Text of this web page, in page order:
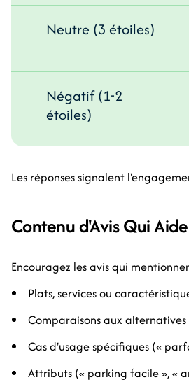
Neutre (3 étoiles)
Négatif (1-2
étoiles)
Les réponses signalent
Contenu d'Avis Qui
Encouragez les avis qui
Plats, services ou
Comparaisons aux alternatives
Cas d'usage spécifiques («
Attributs (« parking facile », «